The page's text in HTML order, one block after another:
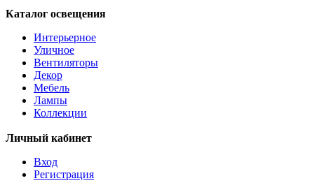
ANTELAO
ANTIPOLO
ANWICK
ANWICK 1
ANZINO
APRICALE
ARACENA
ARANGONA
ARANZOLA
ARENALES
ARGOLIS 2
ARISCANI
ARISCANI 2
Каталог освещения
Интерьерное
Уличное
Вентиляторы
Декор
Мебель
Лампы
Коллекции
Личный кабинет
Вход
Регистрация